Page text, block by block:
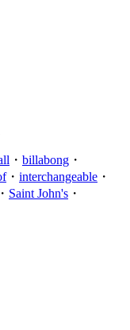
・ billabong ・
・ interchangeable ・
・ Saint John's ・